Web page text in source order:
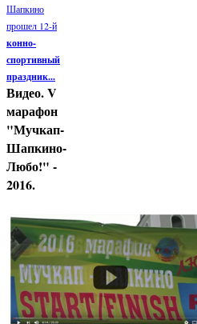
Шапкино
прошел 12-й
конно-
спортивный
праздник...
Видео. V
марафон
"Мучкап-
Шапкино-
Любо!" -
2016.